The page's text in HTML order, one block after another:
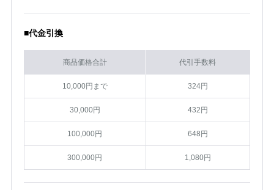
■代金引換
商品価格合計 代引手数料
10,000円まで 324円
30,000円 432円
100,000円 648円
300,000円 1,080円